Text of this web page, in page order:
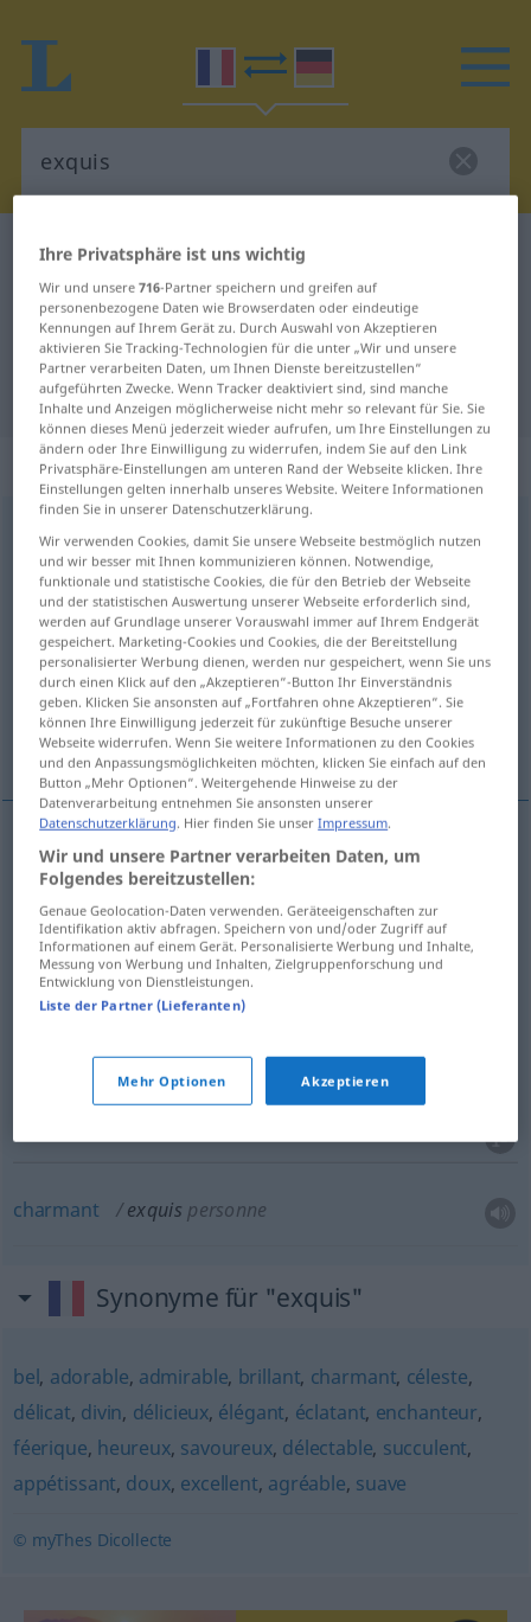
Französisch-Deutsch Wörterbuch
Französisch-Deutsch Übersetzung
für "exquis"
"exquis" Deutsch Übersetzung
„exquis“: adjectif (qualificatif)
Übersicht aller Übersetzungen
(Für mehr Details die Übersetzung anklicken/antippen)
erlesen, ausgesucht, vorzüglich, exquisit,
köstlich
charmant
erlesen exquis
ausgesucht exquisa.politesse
vorzüglich exquis
exquis mets
charmant exquis personne
Synonyme für "exquis"
bel, adorable, admirable, brillant, charmant, céleste,
délicat, divin, délicieux, élégant, éclatant, enchanteur,
féerique, heureux, savoureux, délectable, succulent,
appétissant, doux, excellent, agréable, suave
© myThes Dicollecte
Ihre Privatsphäre ist uns wichtig
Wir und unsere716-Partner speichern und greifen auf
personenbezogene Daten wie Browserdaten oder eindeutige
Kennungen auf Ihrem Gerät zu. Durch Auswahl von Akzeptieren
aktivieren Sie Tracking-Technologien für die unter „Wir und unsere
Partner verarbeiten Daten, um Ihnen Dienste bereitzustellen“
aufgeführten Zwecke. Wenn Tracker deaktiviert sind, sind manche
Inhalte und Anzeigen möglicherweise nicht mehr so relevant für Sie. Sie
können dieses Menü jederzeit wieder aufrufen, um Ihre Einstellungen zu
ändern oder Ihre Einwilligung zu widerrufen, indem Sie auf den Link
Privatsphäre-Einstellungen am unteren Rand der Webseite klicken. Ihre
Einstellungen gelten innerhalb unseres Website. Weitere Informationen
finden Sie in unserer Datenschutzerklärung.
Wir verwenden Cookies, damit Sie unsere Webseite bestmöglich nutzen
und wir besser mit Ihnen kommunizieren können. Notwendige,
funktionale und statistische Cookies, die für den Betrieb der Webseite
und der statistischen Auswertung unserer Webseite erforderlich sind,
werden auf Grundlage unserer Vorauswahl immer auf Ihrem Endgerät
gespeichert. Marketing-Cookies und Cookies, die der Bereitstellung
personalisierter Werbung dienen, werden nur gespeichert, wenn Sie uns
durch einen Klick auf den „Akzeptieren“-Button Ihr Einverständnis
geben. Klicken Sie ansonsten auf „Fortfahren ohne Akzeptieren“. Sie
können Ihre Einwilligung jederzeit für zukünftige Besuche unserer
Webseite widerrufen. Wenn Sie weitere Informationen zu den Cookies
und den Anpassungsmöglichkeiten möchten, klicken Sie einfach auf den
Button „Mehr Optionen“. Weitergehende Hinweise zu der
Datenverarbeitung entnehmen Sie ansonsten unserer
Datenschutzerklärung. Hier finden Sie unserImpressum.
Wir und unsere Partner verarbeiten Daten, um
Folgendes bereitzustellen:
Genaue Geolocation-Daten verwenden. Geräteeigenschaften zur
Identifikation aktiv abfragen. Speichern von und/oder Zugriff auf
Informationen auf einem Gerät. Personalisierte Werbung und Inhalte,
Messung von Werbung und Inhalten, Zielgruppenforschung und
Entwicklung von Dienstleistungen.
Liste der Partner (Lieferanten)
Mehr Optionen Akzeptieren